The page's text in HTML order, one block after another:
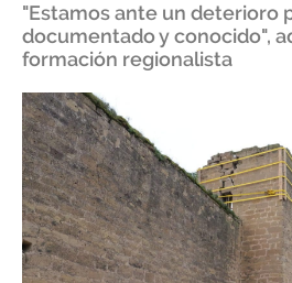
"Estamos ante un deterioro
documentado y conocido",
formación regionalista